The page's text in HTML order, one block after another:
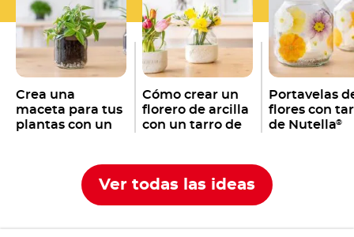
Crea una
maceta para tus
plantas con un
Cómo crear un
florero de arcilla
con un tarro de
Portavelas
flores con
de Nutella®
Ver todas las ideas